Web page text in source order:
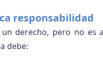
responsabilidad
derecho, pero no es
debe: